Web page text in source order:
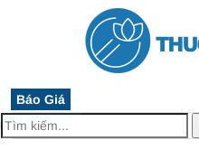
Báo Giá